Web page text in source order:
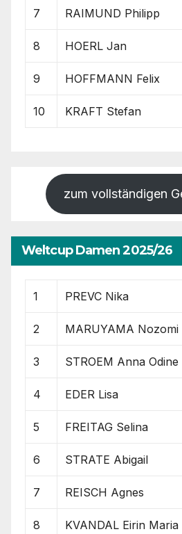
7 RAIMUND Philipp
8 HOERL Jan
9 HOFFMANN Felix
10 KRAFT Stefan
zum vollständigen
Weltcup Damen 2025/26
1 PREVC Nika
2 MARUYAMA Nozomi
3 STROEM Anna Odine
4 EDER Lisa
5 FREITAG Selina
6 STRATE Abigail
7 REISCH Agnes
8 KVANDAL Eirin Maria